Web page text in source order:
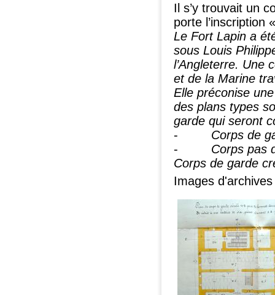
Il s’y trouvait un
porte l’inscription
Le Fort Lapin a
sous Louis
l’Angleterre. Une
et de la Marine
Elle préconise
des plans types
garde qui seront
- Corps de
- Corps pas
Corps de garde
Images d'archives